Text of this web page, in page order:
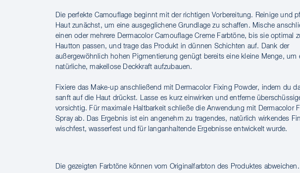
ANWENDUNG
Die perfekte Camouflage beginnt mit der richtigen Vorbereitung. Reinige und
Haut zunächst, um eine ausgeglichene Grundlage zu schaffen. Mische
einen oder mehrere Dermacolor Camouflage Creme Farbtöne, bis sie optimal
Hautton passen, und trage das Produkt in dünnen Schichten auf. Dank der
außergewöhnlich hohen Pigmentierung genügt bereits eine kleine Menge, um
natürliche, makellose Deckkraft aufzubauen.
Fixiere das Make-up anschließend mit Dermacolor Fixing Powder, indem du
sanft auf die Haut drückst. Lasse es kurz einwirken und entferne
vorsichtig. Für maximale Haltbarkeit schließe die Anwendung mit Dermacolor
Spray ab. Das Ergebnis ist ein angenehm zu tragendes, natürlich wirkendes
wischfest, wasserfest und für langanhaltende Ergebnisse entwickelt wurde.
Die gezeigten Farbtöne können vom Originalfarbton des Produktes abweichen.